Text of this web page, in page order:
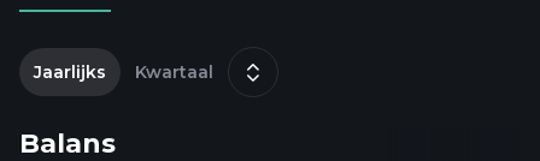
Jaarlijks Kwartaal
Balans